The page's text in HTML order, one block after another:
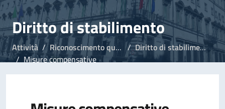
Diritto di stabilimento
Attività Riconoscimento qualifiche professionali
Diritto di stabilimento
Misure compensative